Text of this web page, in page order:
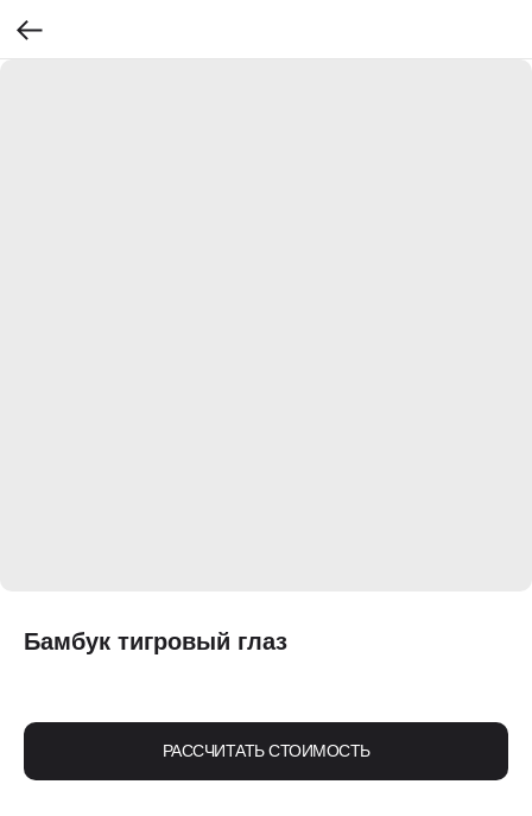
Бамбук тигровый глаз
РАССЧИТАТЬ СТОИМОСТЬ